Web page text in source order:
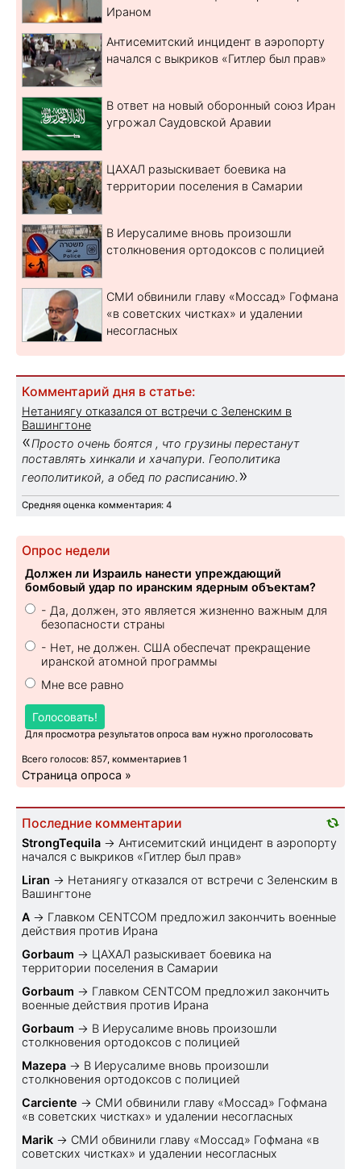
Ираном
Антисемитский инцидент в аэропорту
начался с выкриков «Гитлер был прав»
В ответ на новый оборонный союз Иран
угрожал Саудовской Аравии
ЦАХАЛ разыскивает боевика на
территории поселения в Самарии
В Иерусалиме вновь произошли
столкновения ортодоксов с полицией
СМИ обвинили главу «Моссад» Гофмана
«в советских чистках» и удалении
несогласных
Комментарий дня в статье:
Нетаниягу отказался от встречи с Зеленским в
Вашингтоне
«Просто очень боятся , что грузины перестанут
поставлять хинкали и хачапури. Геополитика
геополитикой, а обед по расписанию. »
Средняя оценка комментария: 4
Опрос недели
Должен ли Израиль нанести упреждающий
бомбовый удар по иранским ядерным объектам?
- Да, должен, это является жизненно важным для
безопасности страны
- Нет, не должен. США обеспечат прекращение
иранской атомной программы
Мне все равно
Голосовать!
Для просмотра результатов опроса вам нужно проголосовать
Всего голосов: 857, комментариев 1
Страница опроса »
Последние комментарии
StrongTequila → Антисемитский инцидент в аэропорту
начался с выкриков «Гитлер был прав»
Liran → Нетаниягу отказался от встречи с Зеленским в
Вашингтоне
A → Главком CENTCOM предложил закончить военные
действия против Ирана
Gorbaum → ЦАХАЛ разыскивает боевика на
территории поселения в Самарии
Gorbaum → Главком CENTCOM предложил закончить
военные действия против Ирана
Gorbaum → В Иерусалиме вновь произошли
столкновения ортодоксов с полицией
Mazepa → В Иерусалиме вновь произошли
столкновения ортодоксов с полицией
Carciente → СМИ обвинили главу «Моссад» Гофмана
«в советских чистках» и удалении несогласных
Marik → СМИ обвинили главу «Моссад» Гофмана «в
советских чистках» и удалении несогласных